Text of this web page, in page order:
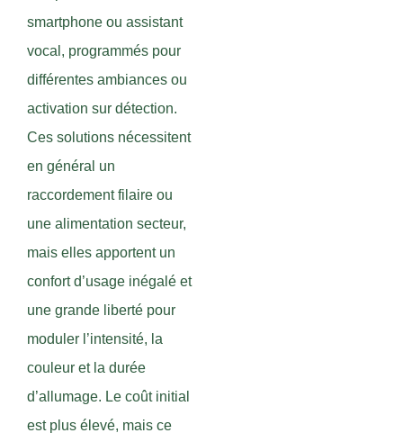
smartphone ou assistant
vocal, programmés pour
différentes ambiances ou
activation sur détection.
Ces solutions nécessitent
en général un
raccordement filaire ou
une alimentation secteur,
mais elles apportent un
confort d’usage inégalé et
une grande liberté pour
moduler l’intensité, la
couleur et la durée
d’allumage. Le coût initial
est plus élevé, mais ce